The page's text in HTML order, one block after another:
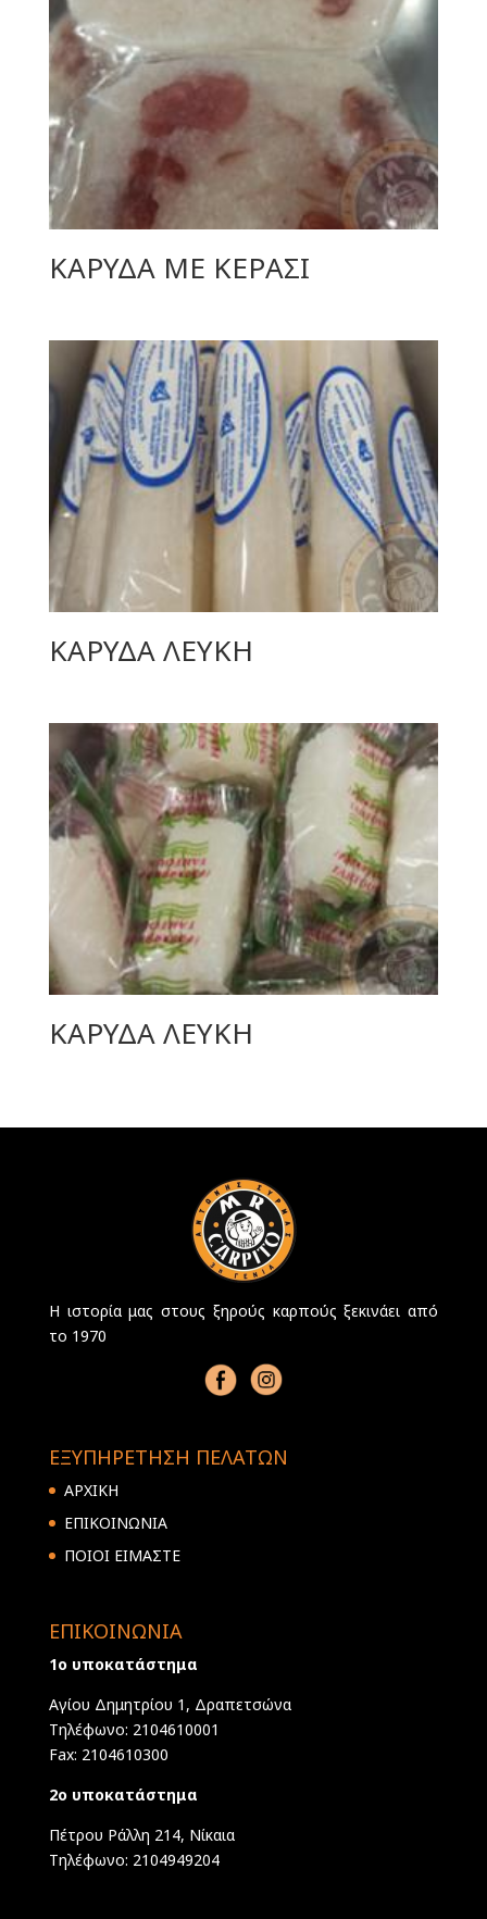
ΚΑΡΥΔΑ ΜΕ ΚΕΡΑΣΙ
ΚΑΡΥΔΑ ΛΕΥΚΗ
ΚΑΡΥΔΑ ΛΕΥΚΗ
Η ιστορία μας στους ξηρούς καρπούς ξεκινάει από
το 1970
ΕΞΥΠΗΡΕΤΗΣΗ ΠΕΛΑΤΩΝ
ΑΡΧΙΚΗ
ΕΠΙΚΟΙΝΩΝΙΑ
ΠΟΙΟΙ ΕΙΜΑΣΤΕ
ΕΠΙΚΟΙΝΩΝΙΑ
1ο υποκατάστημα
Αγίου Δημητρίου 1, Δραπετσώνα
Τηλέφωνο: 2104610001
Fax: 2104610300
2ο υποκατάστημα
Πέτρου Ράλλη 214, Νίκαια
Τηλέφωνο: 2104949204